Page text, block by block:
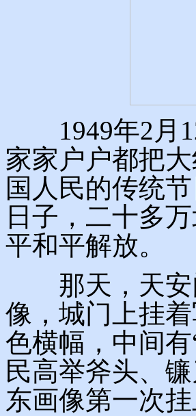
1949年2月12
家家户户都把
国人民的传统
日子，二十多
平和平解放。
那天，天安
像，城门上挂
色横幅，中间
民高举斧头、
东画像第一次